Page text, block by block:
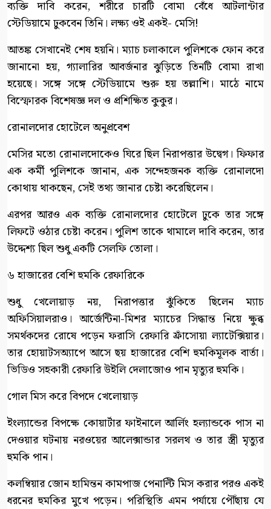
ব্যক্তি দাবি করেন, শরীরে চারটি বোমা বেঁধে আটলান্টার
স্টেডিয়ামে ঢুকবেন তিনি। লক্ষ্য ওই একই- মেসি!
আতঙ্ক সেখানেই শেষ হয়নি। ম্যাচ চলাকালে পুলিশকে ফোন করে
জানানো হয়, গ্যালারির আবর্জনার ঝুড়িতে তিনটি বোমা রাখা
হয়েছে। সঙ্গে সঙ্গে স্টেডিয়ামে শুরু হয় তল্লাশি। মাঠে নামে
বিস্ফোরক বিশেষজ্ঞ দল ও প্রশিক্ষিত কুকুর।
রোনালদোর হোটেলে অনুপ্রবেশ
মেসির মতো রোনালদোকেও ঘিরে ছিল নিরাপত্তার উদ্বেগ। ফিফার
এক কর্মী পুলিশকে জানান, এক সন্দেহজনক ব্যক্তি রোনালদো
কোথায় থাকছেন, সেই তথ্য জানার চেষ্টা করেছিলেন।
এরপর আরও এক ব্যক্তি রোনালদোর হোটেলে ঢুকে তার সঙ্গে
লিফটে ওঠার চেষ্টা করেন। পুলিশ তাকে থামালে দাবি করেন, তার
উদ্দেশ্য ছিল শুধু একটি সেলফি তোলা।
৬ হাজারের বেশি হুমকি রেফারিকে
শুধু খেলোয়াড় নয়, নিরাপত্তার ঝুঁকিতে ছিলেন ম্যাচ
অফিসিয়ালরাও। আর্জেন্টিনা-মিশর ম্যাচের সিদ্ধান্ত নিয়ে ক্ষুব্ধ
সমর্থকদের রোষে পড়েন ফরাসি রেফারি ফ্রাঁসোয়া ল্যাটেক্সিয়ার।
তার হোয়াটসঅ্যাপে আসে ছয় হাজারের বেশি হুমকিমূলক বার্তা।
ভিডিও সহকারী রেফারি উইলি দেলাজোও পান মৃত্যুর হুমকি।
গোল মিস করে বিপদে খেলোয়াড়
ইংল্যান্ডের বিপক্ষে কোয়ার্টার ফাইনালে আর্লিং হল্যান্ডকে পাস না
দেওয়ার ঘটনায় নরওয়ের আলেক্সান্ডার সরলথ ও তার স্ত্রী মৃত্যুর
হুমকি পান।
কলম্বিয়ার জোন হামিন্তন কামপাজ পেনাল্টি মিস করার পরও একই
ধরনের হুমকির মুখে পড়েন। পরিস্থিতি এমন পর্যায়ে পৌঁছায় যে